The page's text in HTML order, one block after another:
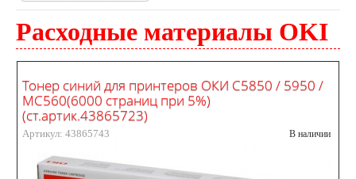
Расходные материалы OKI
Тонер синий для принтеров ОКИ С5850 / 5950 /
MC560(6000 страниц при 5%)
(ст.артик.43865723)
Артикул: 43865743 В наличии